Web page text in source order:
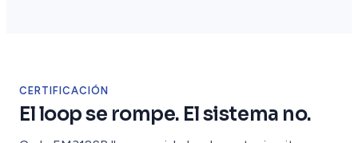
CERTIFICACIÓN
El loop se rompe. El sistema no.